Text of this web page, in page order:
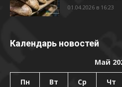
01.04.2026 в 16:23
Календарь новостей
Май
Пн Вт Ср Чт